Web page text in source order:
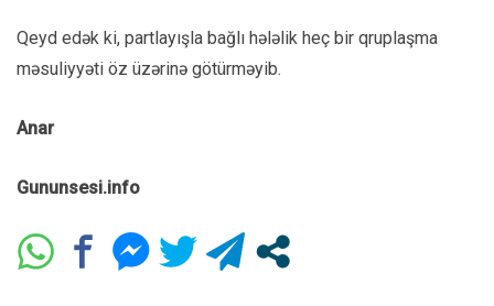
Qeyd edək ki, partlayışla bağlı hələlik heç bir qruplaşma
məsuliyyəti öz üzərinə götürməyib.
Anar
Gununsesi.info